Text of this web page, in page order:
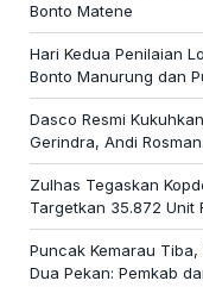
Bonto Matene
Hari Kedua Penilaian
Bonto Manurung dan
Dasco Resmi
Gerindra, Andi
Zulhas Tegaskan
Targetkan 35.872 Unit
Puncak Kemarau
Dua Pekan: Pemkab